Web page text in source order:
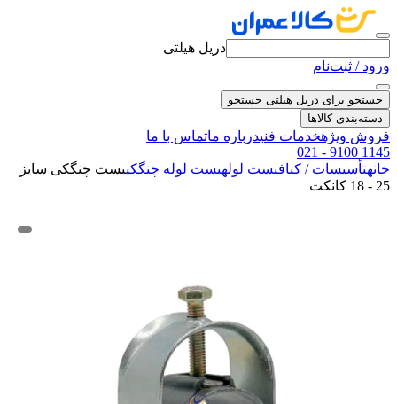
دریل هیلتی
ورود / ثبت‌نام
جستجو برای دریل هیلتی جستجو
دسته‌بندی کالاها
فروش ویژهخدمات فنیدرباره ماتماس با ما
021 - 9100 1145
خانهتأسیسات / کنافبست لولهبست لوله چنگکیبست چنگکی سایز
25 - 18 کانکت